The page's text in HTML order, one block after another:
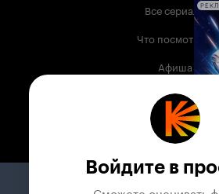
Все сериалы
Что посмотреть
Афиша
Музыка
Телепрограмма
Служба поддержки
Войдите в